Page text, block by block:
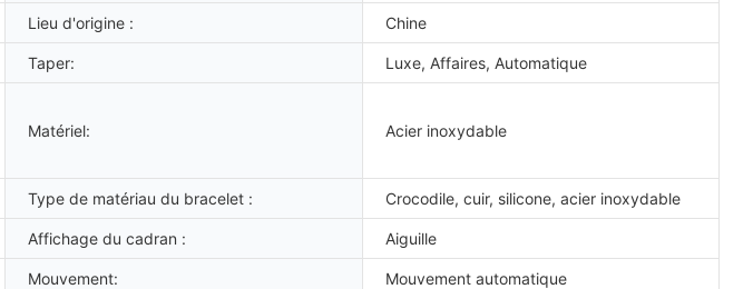
Lieu d'origine : Chine
Taper: Luxe, Affaires, Automatique
Matériel: Acier inoxydable
Type de matériau du bracelet : Crocodile, cuir, silicone, acier inoxydable
Affichage du cadran : Aiguille
Mouvement: Mouvement automatique